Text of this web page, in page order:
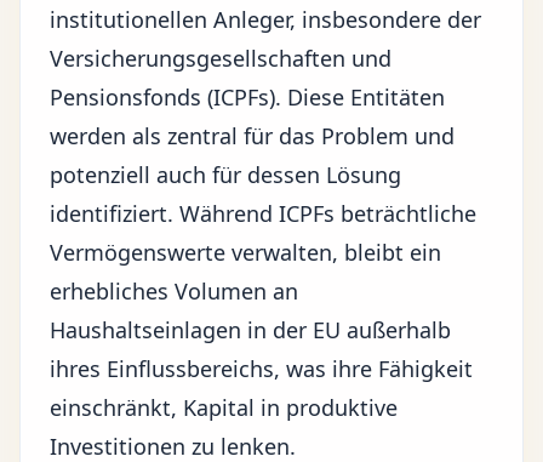
institutionellen Anleger, insbesondere der
Versicherungsgesellschaften und
Pensionsfonds (ICPFs). Diese Entitäten
werden als zentral für das Problem und
potenziell auch für dessen Lösung
identifiziert. Während ICPFs beträchtliche
Vermögenswerte verwalten, bleibt ein
erhebliches Volumen an
Haushaltseinlagen in der EU außerhalb
ihres Einflussbereichs, was ihre Fähigkeit
einschränkt, Kapital in produktive
Investitionen zu lenken.